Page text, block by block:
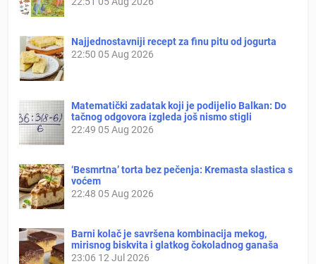
Najjednostavniji recept za finu pitu od jogurta
22:50 05 Aug 2026
Matematički zadatak koji je podijelio Balkan: Do
tačnog odgovora izgleda još nismo stigli
22:49 05 Aug 2026
‘Besmrtna’ torta bez pečenja: Kremasta slastica s
voćem
22:48 05 Aug 2026
Barni kolač je savršena kombinacija mekog,
mirisnog biskvita i glatkog čokoladnog ganaša
23:06 12 Jul 2026